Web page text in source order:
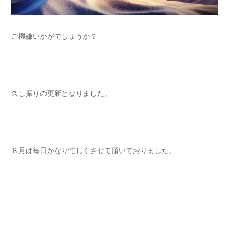
ご機嫌いかがでしょうか？
久し振りの更新となりました。
８月は毎日かなり忙しくさせて頂いておりました。